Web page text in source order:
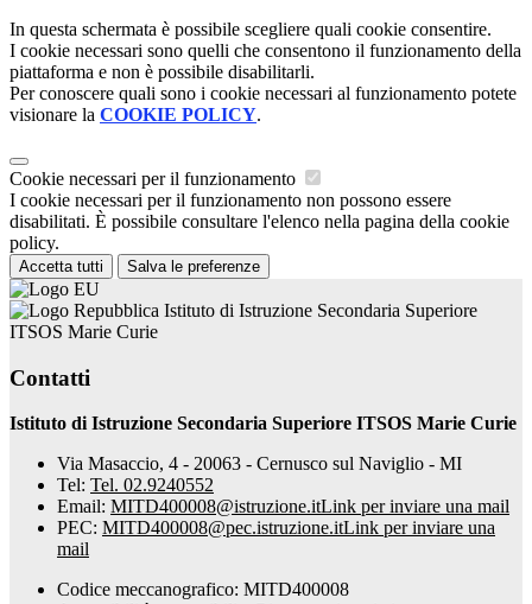
In questa schermata è possibile scegliere quali cookie consentire.
I cookie necessari sono quelli che consentono il funzionamento della
piattaforma e non è possibile disabilitarli.
Per conoscere quali sono i cookie necessari al funzionamento potete
visionare la COOKIE POLICY.
Cookie necessari per il funzionamento
I cookie necessari per il funzionamento non possono essere
disabilitati. È possibile consultare l'elenco nella pagina della cookie
policy.
Accetta tutti Salva le preferenze
Istituto di Istruzione Secondaria Superiore
ITSOS Marie Curie
Contatti
Istituto di Istruzione Secondaria Superiore ITSOS Marie Curie
Via Masaccio, 4 - 20063 - Cernusco sul Naviglio - MI
Tel: Tel. 02.9240552
Email: MITD400008@istruzione.itLink per inviare una mail
PEC: MITD400008@pec.istruzione.itLink per inviare una
mail
Codice meccanografico: MITD400008